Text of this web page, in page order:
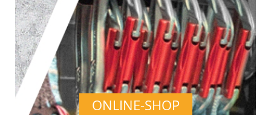
ONLINE-SHOP